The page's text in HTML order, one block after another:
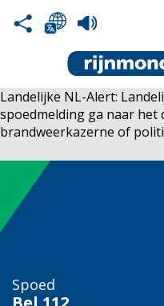
Landelijke NL-Alert:
spoedmelding ga naar het
brandweerkazerne of
Spoed